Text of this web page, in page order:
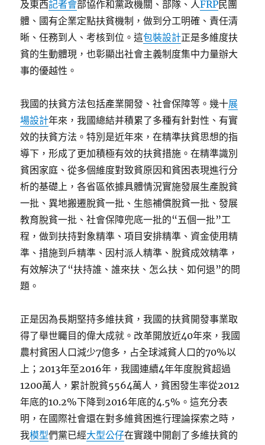
及東西記者會部協作和黨政機關、部隊、人FRP民團
體、國有企業定點扶貧機制，做到分工明確、責任清
晰、任務到人、考核到位。這包裝設計正是多維度扶
貧的生動體現，也彰顯出社會主義制度集中力量辦大
事的優越性。
我國的扶貧方法包括產業開發、社會保障等。幾十展
場設計年來，我國總結并積累了多種有針對性、有實
效的扶貧方法。特別是近年來，在精準扶貧思想的指
導下，形成了更加積極有效的扶貧措施。在精準識別
貧困家庭、從多個維度對致貧原因和貧困表現進行分
析的基礎上，各省區依據具體情況實施發展生產脫貧
一批、異地搬遷脫貧一批、生態補償脫貧一批、發展
教育脫貧一批、社會保障兜底一批的“五個一批”工
程，做到扶持對象精準、項目安排精準、資金使用精
準、措施到戶精準、因村派人精準、脫貧成效精準，
有效解決了“扶持誰、誰來扶、怎么扶、如何退”的問
題。
正是因為長期堅持多維扶貧，我國的扶貧開發事業取
得了舉世矚目的偉大成就。改革開放近40年來，我國
農村貧困人口減少7億多，占全球減貧人口的70%以
上；2013年至2016年，我國連續4年年度脫貧超過
1200萬人，累計脫貧5564萬人，貧困發生率從2012
年底的10.2%下降到2016年底的4.5%。這充分表
明，在國際社會還在對多維貧困進行理論探索之時，
我模型們黨已經大型公仔在實踐中開創了多維扶貧的